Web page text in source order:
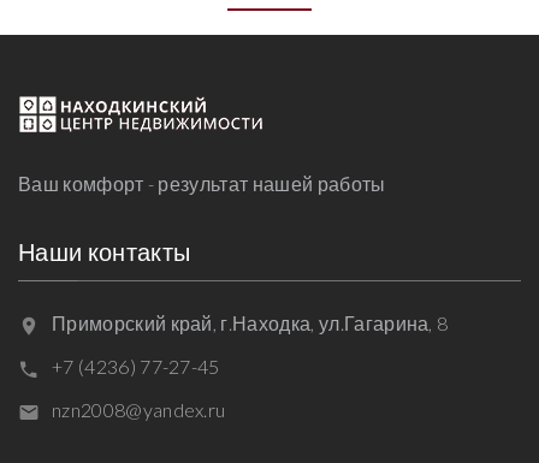
Ваш комфорт - результат нашей работы
Наши контакты
Приморский край, г.Находка, ул.Гагарина, 8
+7 (4236) 77-27-45
nzn2008@yandex.ru